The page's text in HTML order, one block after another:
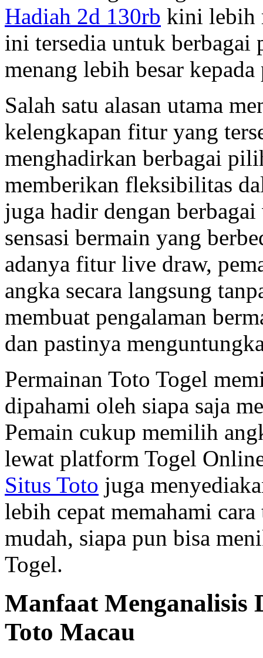
Hadiah 2d 130rb kini lebih
ini tersedia untuk berbagai
menang lebih besar kepada
Salah satu alasan utama
kelengkapan fitur yang
menghadirkan berbagai
memberikan fleksibilitas
juga hadir dengan
sensasi bermain yang
adanya fitur live draw,
angka secara langsung
membuat pengalaman
dan pastinya
Permainan Toto Togel
dipahami oleh siapa saja
Pemain cukup memilih
lewat platform Togel
Situs Toto juga
lebih cepat memahami
mudah, siapa pun bisa
Togel.
Manfaat Menganalisis
Toto Macau